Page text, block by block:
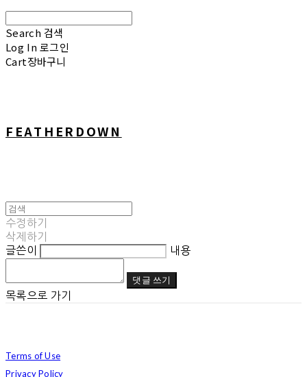
Search 검색
Log In 로그인
Cart장바구니
FEATHERDOWN
수정하기
삭제하기
글쓴이
내용
댓글 쓰기
목록으로 가기
Terms of Use
Privacy Policy